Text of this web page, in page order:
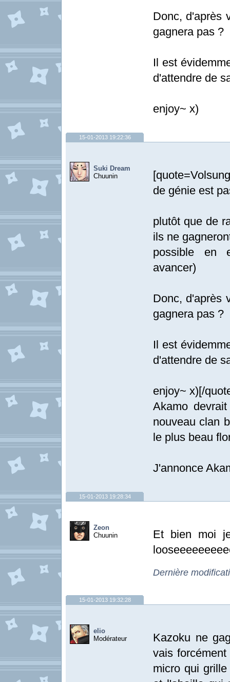
Donc, d'après
gagnera pas ?
Il est
d'attendre de
enjoy~ x)
15-01-2013 19:22:36
Suki Dream
Chuunin
de génie est
plutôt que de
ils ne
possible en
avancer)
Donc, d'après
gagnera pas ?
Il est
d'attendre de
enjoy~ x)[/
Akamo
nouveau clan
le plus beau
J'annonce
15-01-2013 19:28:34
Zeon
Chuunin
Et bien moi
Dernière
15-01-2013 19:32:28
elio
Modérateur
Kazoku ne
vais
micro qui